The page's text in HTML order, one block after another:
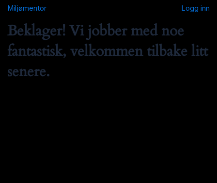
Miljømentor Logg inn
Beklager! Vi jobber med noe
fantastisk, velkommen tilbake litt
senere.